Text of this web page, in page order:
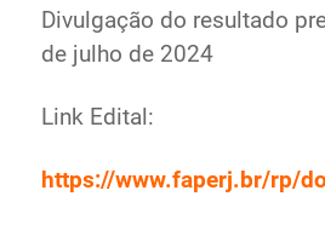
Divulgação do resultado
de julho de 2024
Link Edital:
https://www.faperj.br/rp/